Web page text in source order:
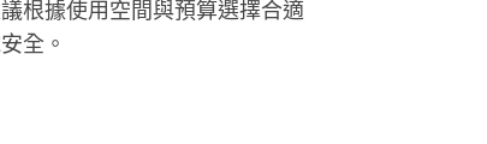
根據使用空間與預算選擇合適
全。